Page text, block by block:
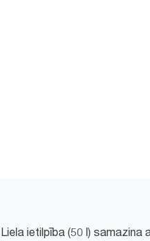
Liela ietilpība (50 l) samazina